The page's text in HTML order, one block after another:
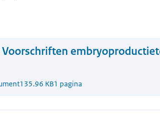
Voorschriften
135.96 KB1 pagina